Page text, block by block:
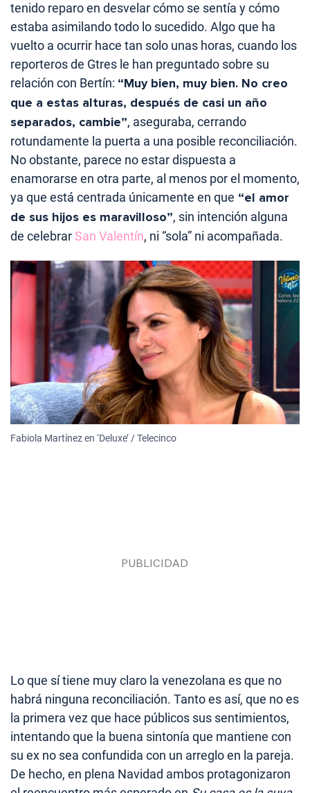
tenido reparo en desvelar cómo se sentía y cómo
estaba asimilando todo lo sucedido. Algo que ha
vuelto a ocurrir hace tan solo unas horas, cuando los
reporteros de Gtres le han preguntado sobre su
relación con Bertín: “Muy bien, muy bien. No creo
que a estas alturas, después de casi un año
separados, cambie”, aseguraba, cerrando
rotundamente la puerta a una posible reconciliación.
No obstante, parece no estar dispuesta a
enamorarse en otra parte, al menos por el momento,
ya que está centrada únicamente en que “el amor
de sus hijos es maravilloso”, sin intención alguna
de celebrar San Valentín, ni “sola” ni acompañada.
Fabiola Martínez en ‘Deluxe’ / Telecinco
Lo que sí tiene muy claro la venezolana es que no
habrá ninguna reconciliación. Tanto es así, que no es
la primera vez que hace públicos sus sentimientos,
intentando que la buena sintonía que mantiene con
su ex no sea confundida con un arreglo en la pareja.
De hecho, en plena Navidad ambos protagonizaron